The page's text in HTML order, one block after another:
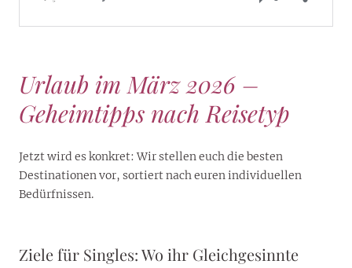
Urlaub im März 2026 –
Geheimtipps nach Reisetyp
Jetzt wird es konkret: Wir stellen euch die besten
Destinationen vor, sortiert nach euren individuellen
Bedürfnissen.
Ziele für Singles: Wo ihr Gleichgesinnte